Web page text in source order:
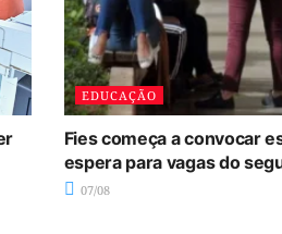
EDUCAÇÃO
Fies começa a convocar
espera para vagas do
07/08